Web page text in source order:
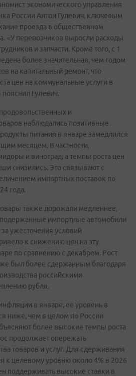
экономического управления
России Антон Гулевич, ключевым
проезда в общественном
«У перевозчиков выросли расходы
и запчасти. Кроме того, с 1
более значительная, чем годом
на капитальный ремонт, что
цен на коммунальные услуги в
Гулевич.
и
наблюдались позитивные
питания в январе замедлился
месяцем. В частности,
и виноград, а темпы роста цен
снизились. Это связывают с
импортных поставок по
года.
также дорожали медленнее,
импортные автомобили
ужесточения условий
к снижению цен на эту
по сравнению с декабрем. Рост
был более сдержанным благодаря
российскими
рубля.
в январе, ее уровень в
ниже, чем в целом по России
более высокие темпы роста
продолжает опережать
товаров и услуг. Для сдерживания
к целевому уровню около 4% в 2026
поддерживать высокие ставки в